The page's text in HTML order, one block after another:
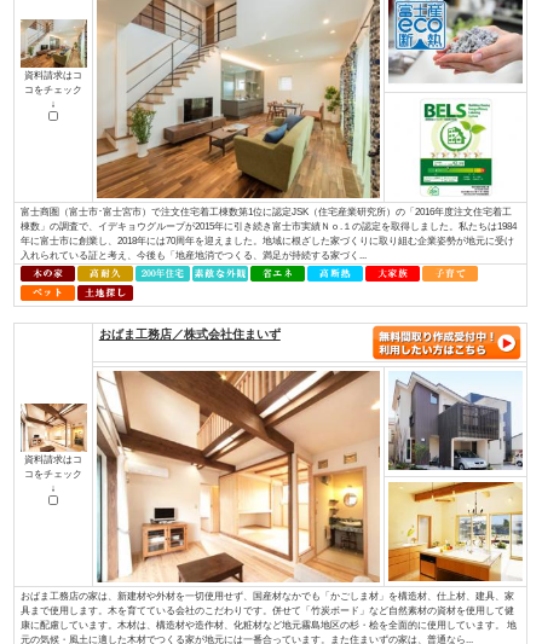
コをチェック
株式会社 伊庭工務店
ほんとうに安心して暮らせる住まいとは何でしょうか？子供たちに豊かな
か？ 私たちは“家”という観点で考えました。 例えば、耐震性を考えたと
ある豊富な良い木材を 先進の技術で加工し、住む方の安全の為にその木材